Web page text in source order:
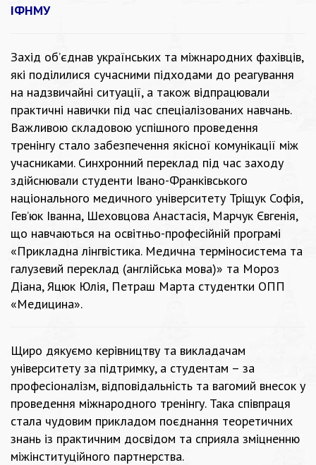
ІФНМУ
Захід об’єднав українських та міжнародних фахівців,
які поділилися сучасними підходами до реагування
на надзвичайні ситуації, а також відпрацювали
практичні навички під час спеціалізованих навчань.
Важливою складовою успішного проведення
тренінгу стало забезпечення якісної комунікації між
учасниками. Синхронний переклад під час заходу
здійснювали студенти Івано-Франківського
національного медичного університету Тріщук Софія,
Гев’юк Іванна, Шеховцова Анастасія, Марчук Євгенія,
що навчаються на освітньо-професійній програмі
«Прикладна лінгвістика. Медична терміносистема та
галузевий переклад (англійська мова)» та Мороз
Діана, Яцюк Юлія, Петраш Марта студентки ОПП
«Медицина».
Щиро дякуємо керівництву та викладачам
університету за підтримку, а студентам – за
професіоналізм, відповідальність та вагомий внесок у
проведення міжнародного тренінгу. Така співпраця
стала чудовим прикладом поєднання теоретичних
знань із практичним досвідом та сприяла зміцненню
міжінституційного партнерства.